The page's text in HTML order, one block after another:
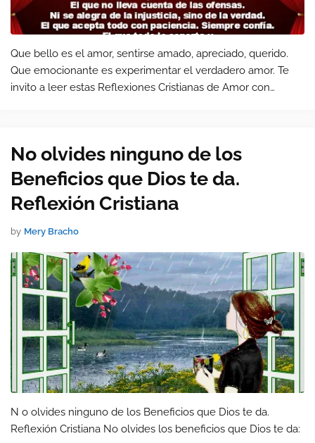
Que bello es el amor, sentirse amado, apreciado, querido.
Que emocionante es experimentar el verdadero amor. Te
invito a leer estas Reflexiones Cristianas de Amor con
No olvides ninguno de los
Beneficios que Dios te da.
Reflexión Cristiana
by Mery Bracho
N o olvides ninguno de los Beneficios que Dios te da.
Reflexión Cristiana No olvides los beneficios que Dios te da: